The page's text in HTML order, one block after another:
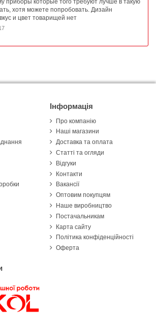
хотя можете попробовать. Дизайн
и цвет товарищей нет
Інформація
Про компанію
Наші магазини
Доставка та оплата
Статті та огляди
Відгуки
Контакти
Вакансії
Оптовим покупцям
Наше виробництво
Постачальникам
Карта сайту
Політика конфіденційності
Оферта